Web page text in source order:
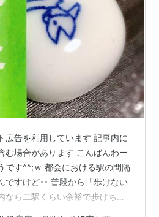
広告を利用しています 記事内に
む場合があります こんばんわー
です^^;ｗ 都会における駅の間隔
ですけど･･ 普段から「歩けない
なら二駅くらい余裕で歩けちゃ